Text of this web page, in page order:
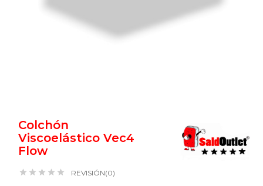
Colchón
Viscoelástico Vec4
Flow
     REVISIÓN(0)